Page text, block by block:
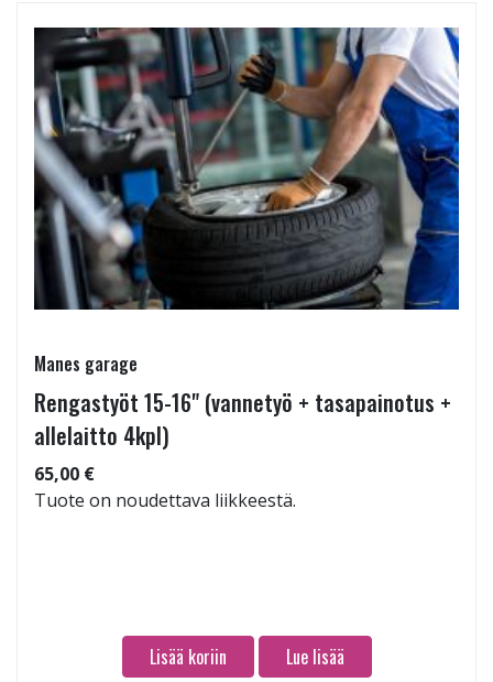
Manes garage
Rengastyöt 15-16" (vannetyö + tasapainotus +
allelaitto 4kpl)
65,00 €
Tuote on noudettava liikkeestä.
Lisää koriin Lue lisää